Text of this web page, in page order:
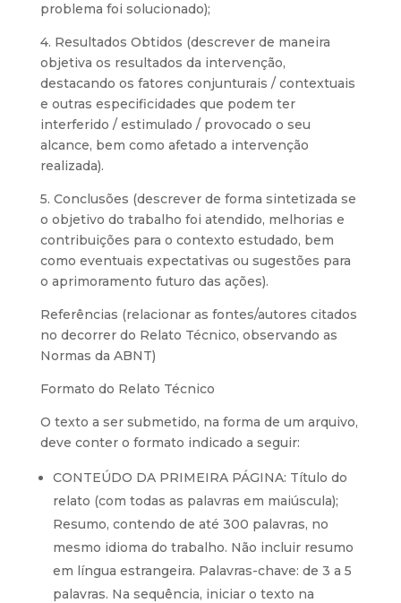
problema foi solucionado);
4. Resultados Obtidos (descrever de maneira
objetiva os resultados da intervenção,
destacando os fatores conjunturais / contextuais
e outras especificidades que podem ter
interferido / estimulado / provocado o seu
alcance, bem como afetado a intervenção
realizada).
5. Conclusões (descrever de forma sintetizada se
o objetivo do trabalho foi atendido, melhorias e
contribuições para o contexto estudado, bem
como eventuais expectativas ou sugestões para
o aprimoramento futuro das ações).
Referências (relacionar as fontes/autores citados
no decorrer do Relato Técnico, observando as
Normas da ABNT)
Formato do Relato Técnico
O texto a ser submetido, na forma de um arquivo,
deve conter o formato indicado a seguir:
CONTEÚDO DA PRIMEIRA PÁGINA: Título do
relato (com todas as palavras em maiúscula);
Resumo, contendo de até 300 palavras, no
mesmo idioma do trabalho. Não incluir resumo
em língua estrangeira. Palavras-chave: de 3 a 5
palavras. Na sequência, iniciar o texto na